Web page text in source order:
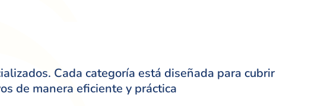
Cada categoría está diseñada para cubrir
de manera eficiente y práctica